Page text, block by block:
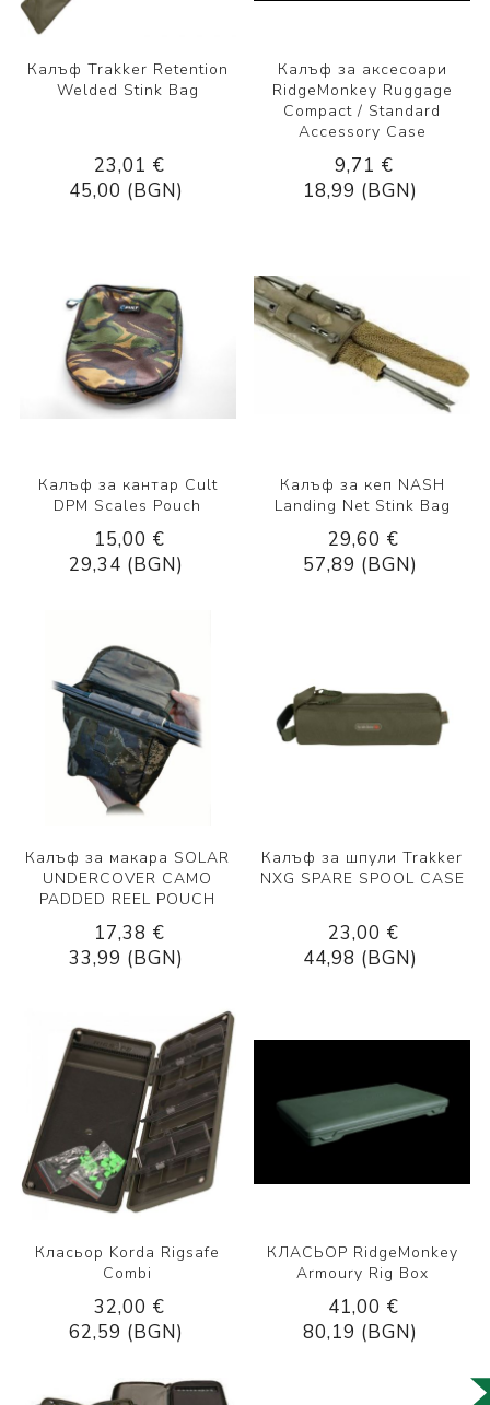
Калъф Trakker Retention
Welded Stink Bag
23,01 €
45,00 (BGN)
Калъф за аксесоари
RidgeMonkey Ruggage
Compact / Standard
Accessory Case
9,71 €
18,99 (BGN)
Калъф за кантар Cult
DPM Scales Pouch
15,00 €
29,34 (BGN)
Калъф за кеп NASH
Landing Net Stink Bag
29,60 €
57,89 (BGN)
Калъф за макара SOLAR
UNDERCOVER CAMO
PADDED REEL POUCH
17,38 €
33,99 (BGN)
Калъф за шпули Trakker
NXG SPARE SPOOL CASE
23,00 €
44,98 (BGN)
Класьор Korda Rigsafe
Combi
32,00 €
62,59 (BGN)
КЛАСЬОР RidgeMonkey
Armoury Rig Box
41,00 €
80,19 (BGN)